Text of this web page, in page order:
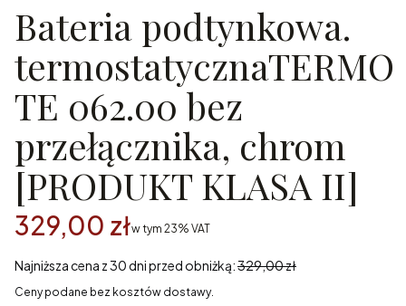
Bateria podtynkowa.
termostatycznaTERMO
TE 062.00 bez
przełącznika, chrom
[PRODUKT KLASA II]
329,00 złw tym 23% VAT
w tym 23% VAT
Najniższa cena z 30 dni przed obniżką:329,00 zł
Ceny podane bez kosztów dostawy.